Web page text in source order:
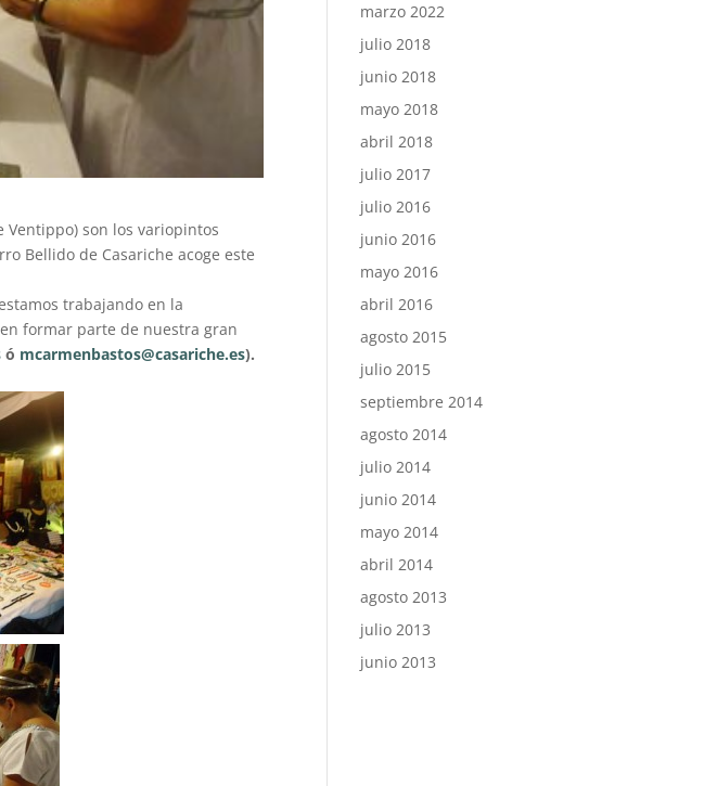
Ventippo) son los variopintos
Bellido de Casariche acoge este
trabajando en la
formar parte de nuestra gran
ó mcarmenbastos@casariche.es).
marzo 2022
julio 2018
junio 2018
mayo 2018
abril 2018
julio 2017
julio 2016
junio 2016
mayo 2016
abril 2016
agosto 2015
julio 2015
septiembre 2014
agosto 2014
julio 2014
junio 2014
mayo 2014
abril 2014
agosto 2013
julio 2013
junio 2013